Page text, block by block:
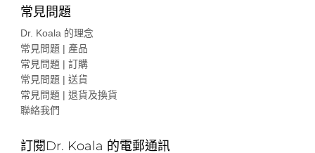
常見問題
Dr. Koala 的理念
常見問題 | 產品
常見問題 | 訂購
常見問題 | 送貨
常見問題 | 退貨及換貨
聯絡我們
訂閱Dr. Koala 的電郵通訊